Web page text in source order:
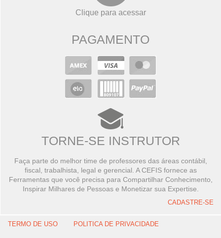
Clique para acessar
PAGAMENTO
TORNE-SE INSTRUTOR
Faça parte do melhor time de professores das áreas contábil,
fiscal, trabalhista, legal e gerencial. A CEFIS fornece as
Ferramentas que você precisa para Compartilhar Conhecimento,
Inspirar Milhares de Pessoas e Monetizar sua Expertise.
CADASTRE-SE
TERMO DE USO POLITICA DE PRIVACIDADE